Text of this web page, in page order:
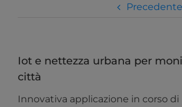
Precedente
Iot e nettezza urbana per
città
Innovativa applicazione in corso di